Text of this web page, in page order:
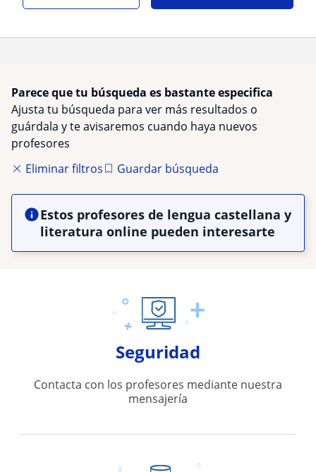
Parece que tu búsqueda es bastante especifica
Ajusta tu búsqueda para ver más resultados o
guárdala y te avisaremos cuando haya nuevos
profesores
Eliminar filtros
Guardar búsqueda
Estos profesores de lengua castellana y
literatura online pueden interesarte
Seguridad
Contacta con los profesores mediante nuestra
mensajería